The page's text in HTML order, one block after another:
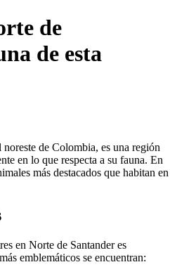
de
de esta
de Colombia, es una región
en lo que respecta a su fauna. En
más destacados que habitan en
en Norte de Santander es
emblemáticos se encuentran: